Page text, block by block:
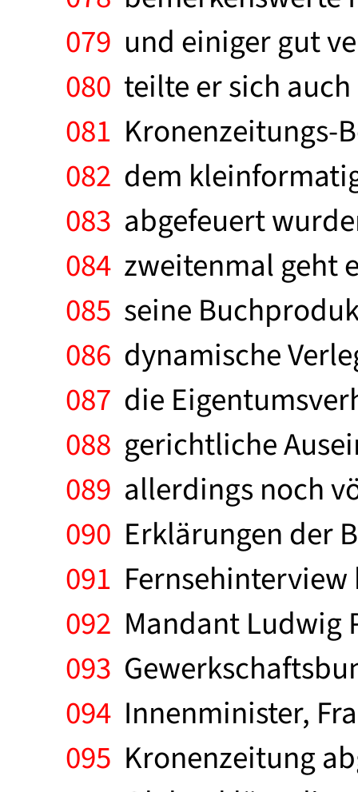
079 und einiger gut
080 teilte er sich
081 Kronenzeitungs-
082 dem
083 abgefeuert
084 zweitenmal geht
085 seine
086 dynamische
087 die
088 gerichtliche
089 allerdings noch
090 Erklärungen der
091
092 Mandant Ludwig
093
094 Innenminister,
095 Kronenzeitung